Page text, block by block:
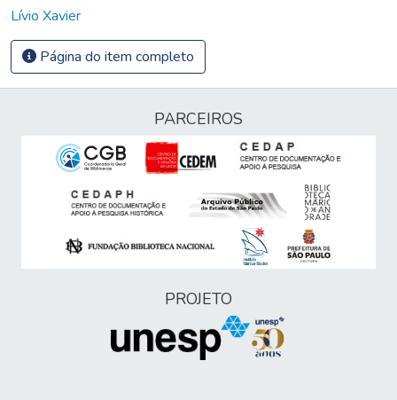
Lívio Xavier
Página do item completo
PARCEIROS
PROJETO